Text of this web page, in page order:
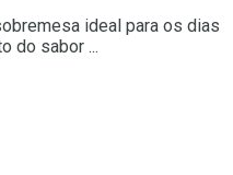
ideal para os dias
do sabor ...